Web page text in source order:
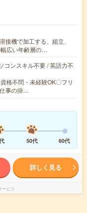
接機で加工する、組立、
広い年齢層の…
コンスキル不要 / 英語力不
格不問・未経験OK〇フリ
事の掛…
50代 60代
詳しく見る
ービス